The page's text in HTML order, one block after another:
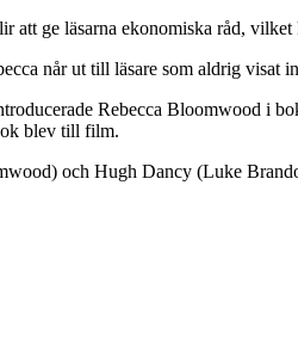
att ge läsarna ekonomiska råd,
når ut till läsare som aldrig visat
Rebecca Bloomwood i
blev till film.
och Hugh Dancy (Luke